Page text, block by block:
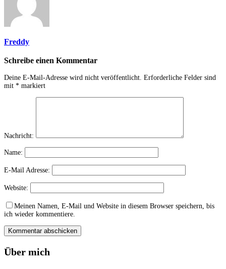
Freddy
Schreibe einen Kommentar
Deine E-Mail-Adresse wird nicht veröffentlicht. Erforderliche Felder sind
mit * markiert
Nachricht:
Name:
E-Mail Adresse:
Website:
Meinen Namen, E-Mail und Website in diesem Browser speichern, bis
ich wieder kommentiere.
Über mich